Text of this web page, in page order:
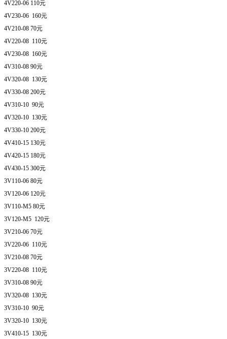
4V220-06 110元
4V230-06 160元
4V210-08 70元
4V220-08 110元
4V230-08 160元
4V310-08 90元
4V320-08 130元
4V330-08 200元
4V310-10 90元
4V320-10 130元
4V330-10 200元
4V410-15 130元
4V420-15 180元
4V430-15 300元
3V110-06 80元
3V120-06 120元
3V110-M5 80元
3V120-M5 120元
3V210-06 70元
3V220-06 110元
3V210-08 70元
3V220-08 110元
3V310-08 90元
3V320-08 130元
3V310-10 90元
3V320-10 130元
3V410-15 130元